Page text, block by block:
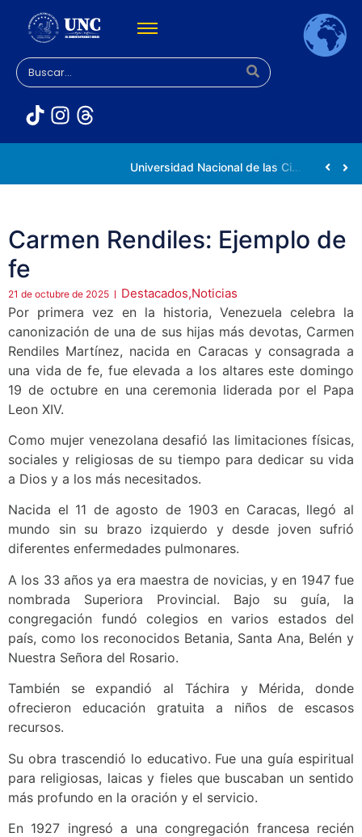
Universidad Nacional de las Ciencias impulsa vocaciones científicas en la Expoferia de Oportunidades de Estudio 2026
Carmen Rendiles: Ejemplo de
fe
21 de octubre de 2025 Destacados,Noticias
Por primera vez en la historia, Venezuela celebra la
canonización de una de sus hijas más devotas, Carmen
Rendiles Martínez, nacida en Caracas y consagrada a
una vida de fe, fue elevada a los altares este domingo
19 de octubre en una ceremonia liderada por el Papa
Leon XIV.
Como mujer venezolana desafió las limitaciones físicas,
sociales y religiosas de su tiempo para dedicar su vida
a Dios y a los más necesitados.
Nacida el 11 de agosto de 1903 en Caracas, llegó al
mundo sin su brazo izquierdo y desde joven sufrió
diferentes enfermedades pulmonares.
A los 33 años ya era maestra de novicias, y en 1947 fue
nombrada Superiora Provincial. Bajo su guía, la
congregación fundó colegios en varios estados del
país, como los reconocidos Betania, Santa Ana, Belén y
Nuestra Señora del Rosario.
También se expandió al Táchira y Mérida, donde
ofrecieron educación gratuita a niños de escasos
recursos.
Su obra trascendió lo educativo. Fue una guía espiritual
para religiosas, laicas y fieles que buscaban un sentido
más profundo en la oración y el servicio.
En 1927 ingresó a una congregación francesa recién